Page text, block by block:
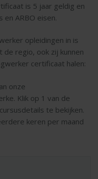
is 5 jaar geldig en
ARBO eisen.
opleidingen in is
regio, ook zij kunnen
certificaat halen:
onze
Klik op 1 van de
te bekijken.
keren per maand